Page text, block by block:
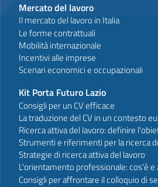
Mercato del lavoro
Il mercato del lavoro in Italia
Le forme contrattuali
Mobilità internazionale
Incentivi alle imprese
Scenari economici e occupazionali
Kit Porta Futuro Lazio
Consigli per un CV efficace
La traduzione del CV in un contesto
Ricerca attiva del lavoro: definire
Strumenti e riferimenti per la ricerca
Strategie di ricerca attiva del lavoro
L'orientamento professionale: cos'è e
Consigli per affrontare il colloquio di